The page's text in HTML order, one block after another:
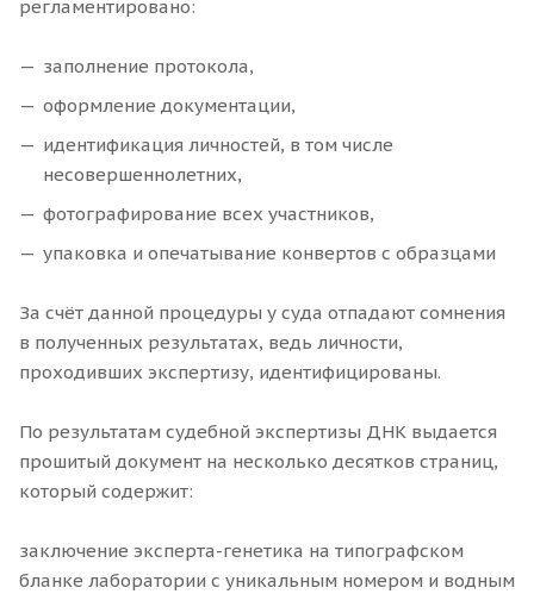
регламентировано:
заполнение протокола,
оформление документации,
идентификация личностей, в том числе
несовершеннолетних,
фотографирование всех участников,
упаковка и опечатывание конвертов с образцами
За счёт данной процедуры у суда отпадают сомнения
в полученных результатах, ведь личности,
проходивших экспертизу, идентифицированы.
По результатам судебной экспертизы ДНК выдается
прошитый документ на несколько десятков страниц,
который содержит:
заключение эксперта-генетика на типографском
бланке лаборатории с уникальным номером и водным